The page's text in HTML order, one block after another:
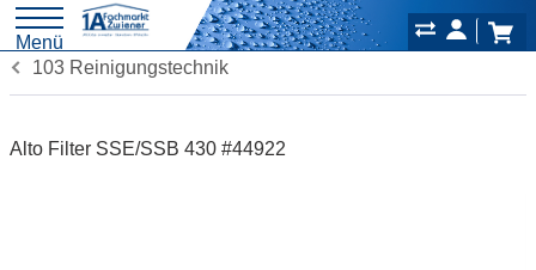
Menü
103 Reinigungstechnik
Alto Filter SSE/SSB 430 #44922